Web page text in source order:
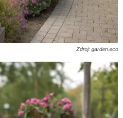
Zdroj: garden.eco